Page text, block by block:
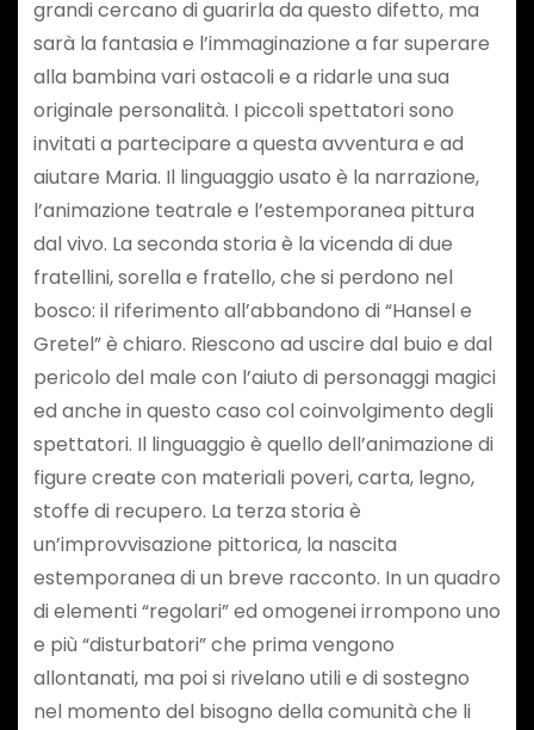
grandi cercano di guarirla da questo difetto, ma
sarà la fantasia e l’immaginazione a far superare
alla bambina vari ostacoli e a ridarle una sua
originale personalità. I piccoli spettatori sono
invitati a partecipare a questa avventura e ad
aiutare Maria. Il linguaggio usato è la narrazione,
l’animazione teatrale e l’estemporanea pittura
dal vivo. La seconda storia è la vicenda di due
fratellini, sorella e fratello, che si perdono nel
bosco: il riferimento all’abbandono di “Hansel e
Gretel” è chiaro. Riescono ad uscire dal buio e dal
pericolo del male con l’aiuto di personaggi magici
ed anche in questo caso col coinvolgimento degli
spettatori. Il linguaggio è quello dell’animazione di
figure create con materiali poveri, carta, legno,
stoffe di recupero. La terza storia è
un’improvvisazione pittorica, la nascita
estemporanea di un breve racconto. In un quadro
di elementi “regolari” ed omogenei irrompono uno
e più “disturbatori” che prima vengono
allontanati, ma poi si rivelano utili e di sostegno
nel momento del bisogno della comunità che li